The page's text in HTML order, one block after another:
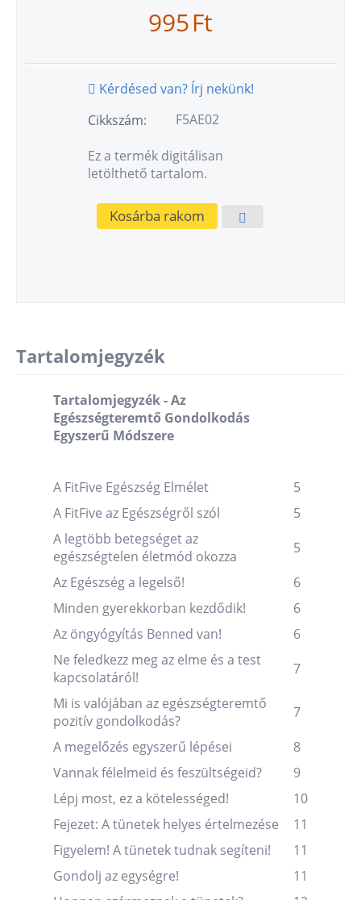
995Ft
Kérdésed van? Írj nekünk!
Cikkszám:
F5AE02
Ez a termék digitálisan
letölthető tartalom.
Kosárba rakom
Tartalomjegyzék
Tartalomjegyzék - Az
Egészségteremtő Gondolkodás
Egyszerű Módszere
A FitFive Egészség Elmélet
5
A FitFive az Egészségről szól
5
A legtöbb betegséget az
egészségtelen életmód okozza
5
Az Egészség a legelső!
6
Minden gyerekkorban kezdődik!
6
Az öngyógyítás Benned van!
6
Ne feledkezz meg az elme és a test
kapcsolatáról!
7
Mi is valójában az egészségteremtő
pozitív gondolkodás?
7
A megelőzés egyszerű lépései
8
Vannak félelmeid és feszültségeid?
9
Lépj most, ez a kötelességed!
10
Fejezet: A tünetek helyes értelmezése
11
Figyelem! A tünetek tudnak segíteni!
11
Gondolj az egységre!
11